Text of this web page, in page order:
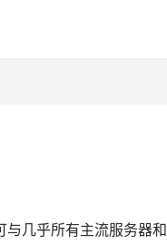
几乎所有主流服务器和